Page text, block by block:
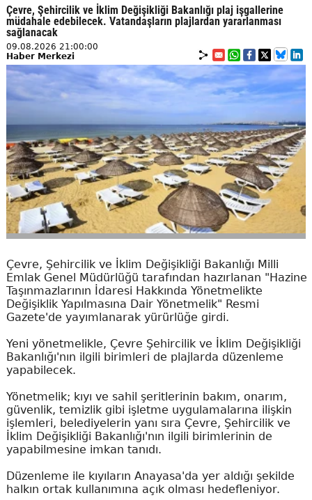
Çevre, Şehircilik ve İklim Değişikliği Bakanlığı plaj işgallerine
müdahale edebilecek. Vatandaşların plajlardan yararlanması
sağlanacak
09.08.2026 21:00:00
Haber Merkezi
Çevre, Şehircilik ve İklim Değişikliği Bakanlığı Milli
Emlak Genel Müdürlüğü tarafından hazırlanan "Hazine
Taşınmazlarının İdaresi Hakkında Yönetmelikte
Değişiklik Yapılmasına Dair Yönetmelik" Resmi
Gazete'de yayımlanarak yürürlüğe girdi.
Yeni yönetmelikle, Çevre Şehircilik ve İklim Değişikliği
Bakanlığı'nın ilgili birimleri de plajlarda düzenleme
yapabilecek.
Yönetmelik; kıyı ve sahil şeritlerinin bakım, onarım,
güvenlik, temizlik gibi işletme uygulamalarına ilişkin
işlemleri, belediyelerin yanı sıra Çevre, Şehircilik ve
İklim Değişikliği Bakanlığı'nın ilgili birimlerinin de
yapabilmesine imkan tanıdı.
Düzenleme ile kıyıların Anayasa'da yer aldığı şekilde
halkın ortak kullanımına açık olması hedefleniyor.